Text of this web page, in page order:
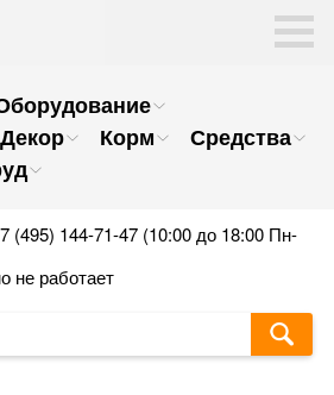
Декор Корм
Средства
(495) 144-71-47 (10:00 до 18:00 Пн-
не работает